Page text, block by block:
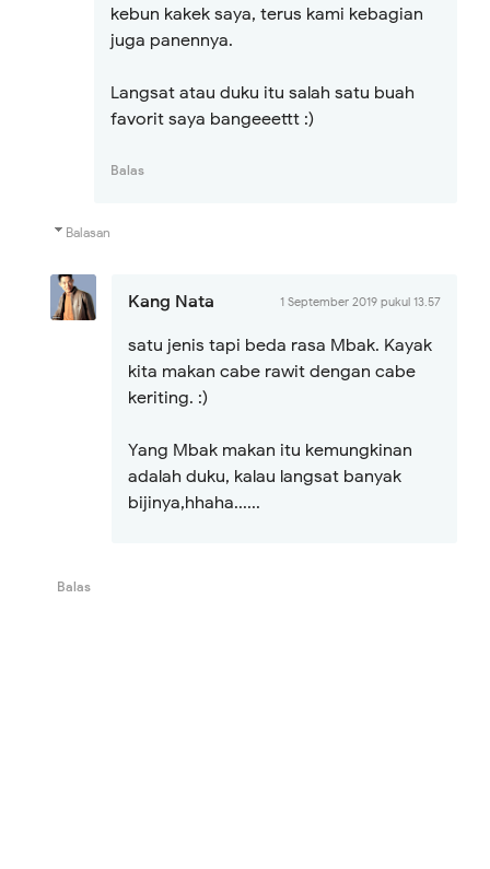
kebun kakek saya, terus kami kebagian
juga panennya.
Langsat atau duku itu salah satu buah
favorit saya bangeeettt :)
Balas
Balasan
Kang Nata 1 September 2019 pukul 13.57
satu jenis tapi beda rasa Mbak. Kayak
kita makan cabe rawit dengan cabe
keriting. :)
Yang Mbak makan itu kemungkinan
adalah duku, kalau langsat banyak
bijinya,hhaha......
Balas